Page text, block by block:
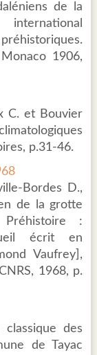
de la
1906,
C. et Bouvier
p.31-46.
Bordes D.,
de la grotte
:
écrit en
Vaufrey],
1968, p.
des
de Tayac